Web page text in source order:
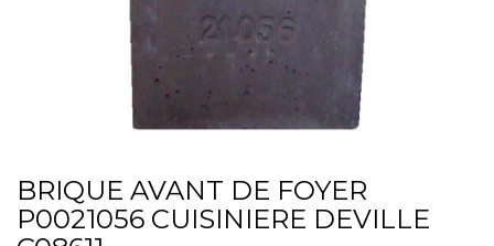
BRIQUE AVANT DE FOYER
P0021056 CUISINIERE DEVILLE